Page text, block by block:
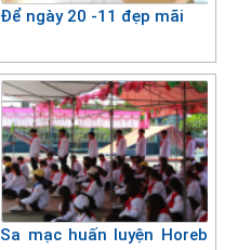
Để ngày 20 -11 đẹp mãi
Sa mạc huấn luyện Horeb